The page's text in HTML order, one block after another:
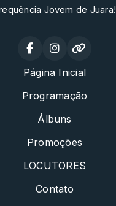
Jovem de Juara!
Página Inicial
Programação
Álbuns
Promoções
LOCUTORES
Contato